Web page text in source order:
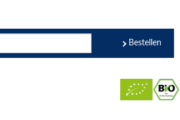
Bestellen